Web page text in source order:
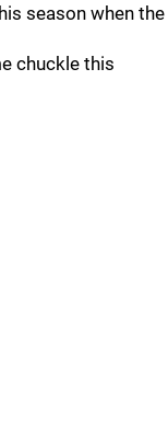
season when the
chuckle this